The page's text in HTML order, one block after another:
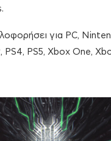
για PC,
PS5, Xbox One,